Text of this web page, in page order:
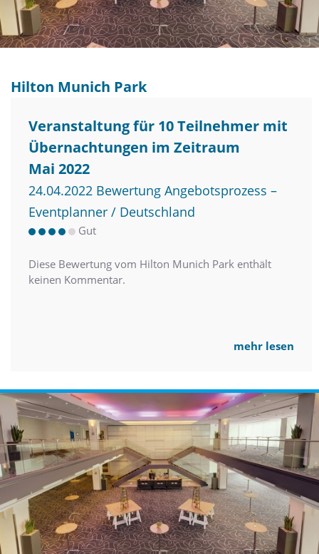
Hilton Munich Park
Veranstaltung für 10 Teilnehmer mit
Übernachtungen im Zeitraum
Mai 2022
24.04.2022 Bewertung Angebotsprozess –
Eventplanner / Deutschland
Gut
Diese Bewertung vom Hilton Munich Park enthält
keinen Kommentar.
mehr lesen